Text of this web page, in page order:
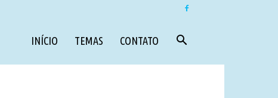
INÍCIO TEMAS CONTATO